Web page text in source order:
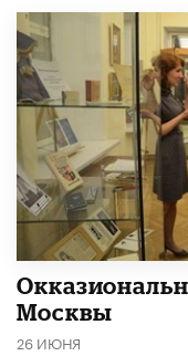
Москвы
26 ИЮНЯ